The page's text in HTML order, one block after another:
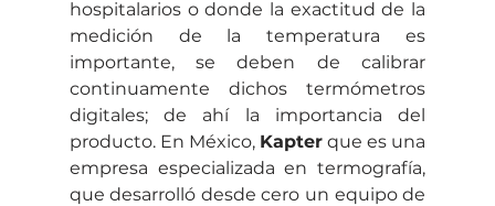
hospitalarios o donde la exactitud de la
medición de la temperatura es
importante, se deben de calibrar
continuamente dichos termómetros
digitales; de ahí la importancia del
producto. En México, Kapter que es una
empresa especializada en termografía,
que desarrolló desde cero un equipo de